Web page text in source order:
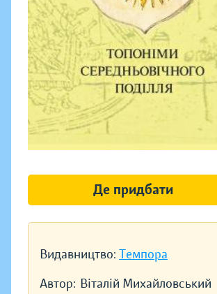
Видавництво: Темпора
Автор: Віталій Михайловський
Де придбати